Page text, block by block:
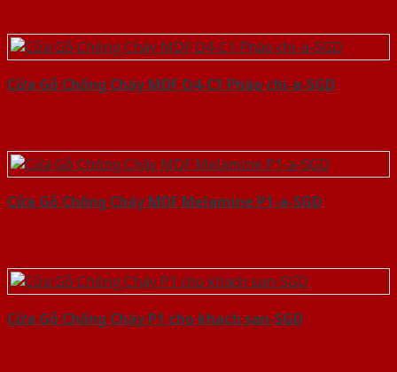
Cửa Gỗ Chống Cháy MDF O4-C1 Phào chi-a-SGD
Cửa Gỗ Chống Cháy MDF Melamine P1-a-SGD
Cửa Gỗ Chống Cháy P1 cho khach san-SGD